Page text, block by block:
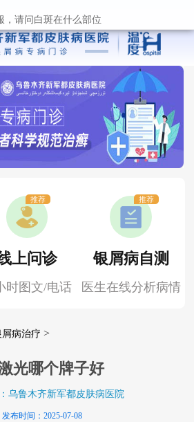
上问诊
时图文/电话
推荐
银屑病自测
医生在线分析病情
推荐
屑病治疗 >
光哪个牌子好
乌鲁木齐新军都皮肤病医院
发布时间：2025-07-08